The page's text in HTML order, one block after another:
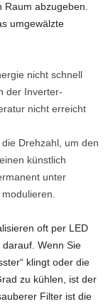
Raum abzugeben.
umgewälzte
nicht schnell
der Inverter-
nicht erreicht
Drehzahl, um den
künstlich
unter
oft per LED
Wenn Sie
klingt oder die
zu kühlen, ist der
Filter ist die